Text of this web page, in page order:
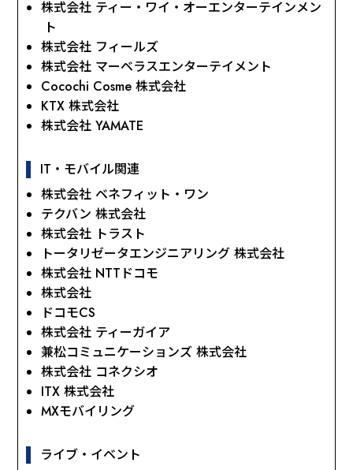
株式会社 ティー・ワイ・オーエンターテインメン
ト
株式会社 フィールズ
株式会社 マーベラスエンターテイメント
Cocochi Cosme 株式会社
KTX 株式会社
株式会社 YAMATE
IT・モバイル関連
株式会社 ベネフィット・ワン
テクバン 株式会社
株式会社 トラスト
トータリゼータエンジニアリング 株式会社
株式会社 NTTドコモ
株式会社
ドコモCS
株式会社 ティーガイア
兼松コミュニケーションズ 株式会社
株式会社 コネクシオ
ITX 株式会社
MXモバイリング
ライブ・イベント